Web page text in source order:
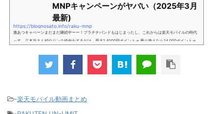
MNPキャンペーンがヤバい（2025年3月
最新)
https://blognosato.info/raku-mnp
激あつキャペーンまだまだ継続中ーー！プラチナバンドもはじまったし、これからは楽天モバイルの時代
っす。三木谷さん紹介リンク経由をするだけ。最大1,4000円ポイント→ 乗り換えなら14,000ポイント→
け」とも思えるポイントばら撒きキャンペーンを発動してきました。■キャンペーン概要三木谷社長の特
別招待ページから楽天モバイ...
-楽天モバイル動画まとめ